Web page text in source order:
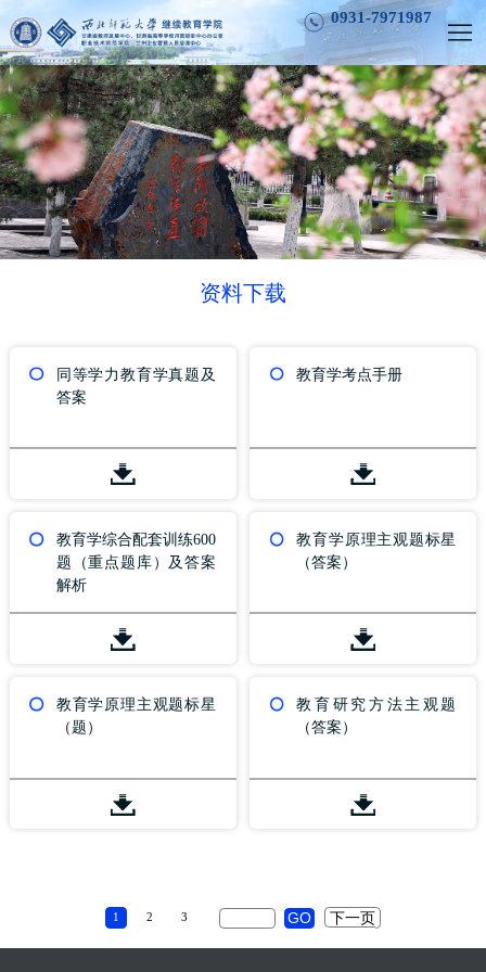
0931-7971987
资料下载
同等学力教育学真题及
答案
教育学考点手册
教育学综合配套训练600
题（重点题库）及答案
解析
教育学原理主观题标星
（答案）
教育学原理主观题标星
（题）
教育研究方法主观题
（答案）
1 2 3